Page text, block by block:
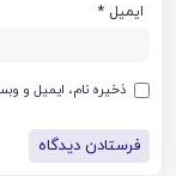
ایمیل *
ذخیره نام، ایمیل و